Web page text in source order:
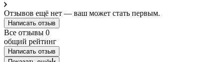
Отзывов ещё нет — ваш может стать первым.
Написать отзыв
Все отзывы 0
общий рейтинг
Написать отзыв